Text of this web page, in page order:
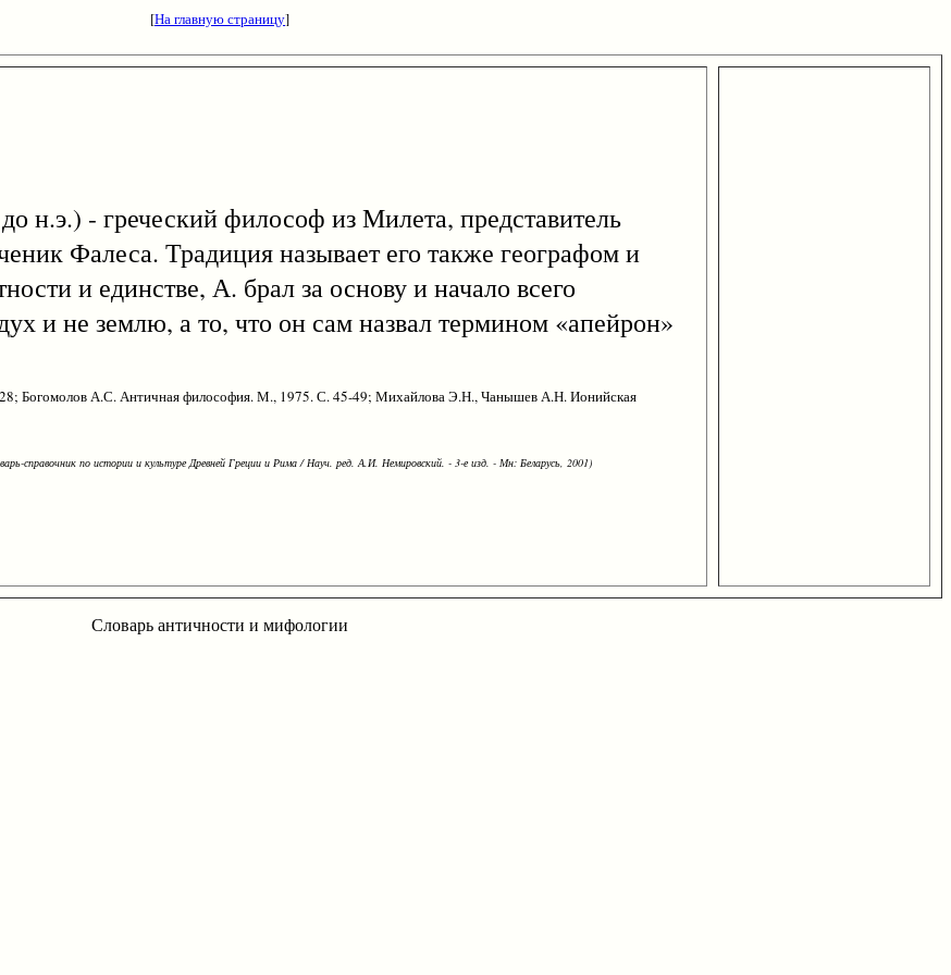
[На главную страницу]
н.э.) - греческий философ из Милета, представитель
Фалеса. Традиция называет его также географом и
и единстве, А. брал за основу и начало всего
и не землю, а то, что он сам назвал термином «апейрон»
Богомолов А.С. Античная философия. М., 1975. С. 45-49; Михайлова Э.Н., Чанышев А.Н. Ионийская
справочник по истории и культуре Древней Греции и Рима / Науч. ред. А.И. Немировский. - 3-е изд. - Мн: Беларусь, 2001)
Словарь античности и мифологии